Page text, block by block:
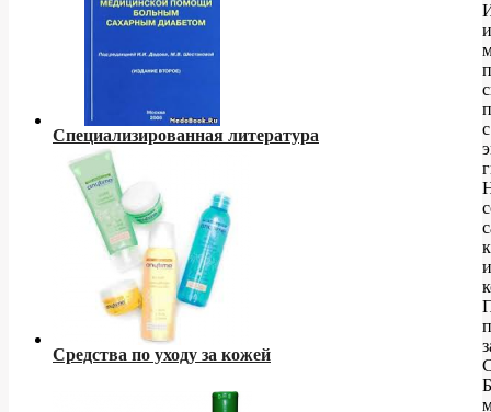
Специализированная литература
Средства по уходу за кожей
с
и